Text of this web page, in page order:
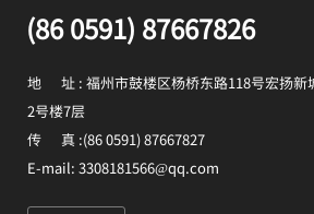
地 址 : 福州市鼓楼区杨桥东路118号宏扬新
2号楼7层
传 真 :(86 0591) 87667827
E-mail: 3308181566@qq.com
(86 0591) 87667826